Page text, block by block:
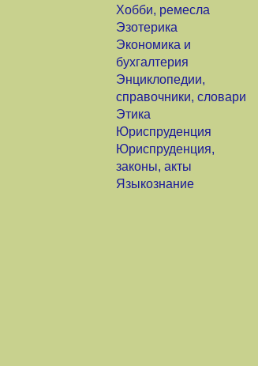
Хобби, ремесла
Эзотерика
Экономика и
бухгалтерия
Энциклопедии,
справочники, словари
Этика
Юриспруденция
Юриспруденция,
законы, акты
Языкознание